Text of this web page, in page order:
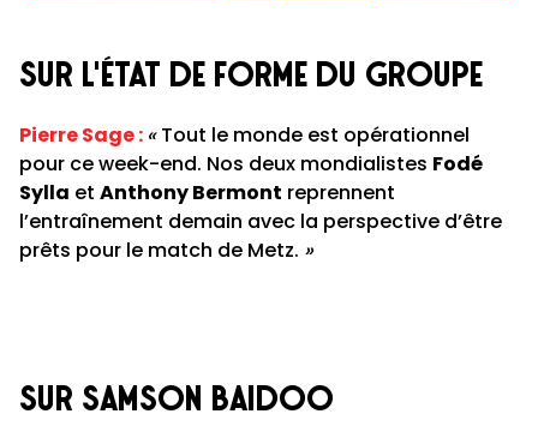
sur l'état de forme du groupe
Pierre Sage: «Tout le monde est opérationnel
pour ce week-end. Nos deux mondialistes Fodé
Sylla et Anthony Bermont reprennent
l’entraînement demain avec la perspective d’être
prêts pour le match de Metz. »
Sur Samson Baidoo